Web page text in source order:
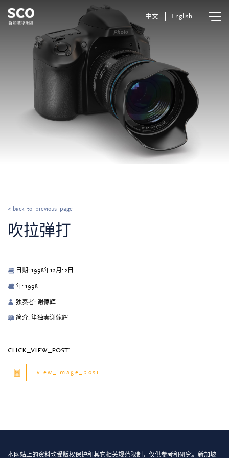
中文 English
< back_to_previous_page
吹拉弹打
日期: 1998年12月12日
年: 1998
独奏者: 谢傢辉
简介: 笙独奏谢傢辉
click_view_post:
view_image_post
本网站上的资料均受版权保护和其它相关规范限制，仅供参考和研究。新加坡